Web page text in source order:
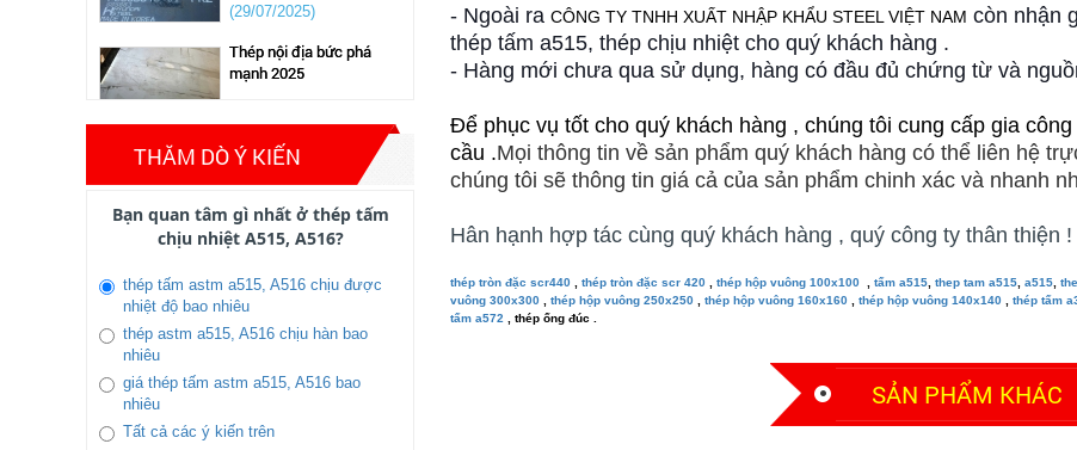
(14/11/2019)
mạnh 2025
(03/02/2025)
thép tấm trong thị trường
tình hình giảm sút thép
thị trường ảm đạm 2024
(13/04/2024)
thòi gian ngắn 2022
(28/04/2021)
Thép tấm hợp kim 65g –
CÔNG TY TNHH XUẤT
NHẬP KHẨU STEEL VIỆT
NAM
THĂM DÒ Ý KIẾN
Bạn quan tâm gì nhất ở thép tấm
chịu nhiệt A515, A516?
thép tấm astm a515, A516 chịu được
nhiệt độ bao nhiêu
thép astm a515, A516 chịu hàn bao
nhiêu
giá thép tấm astm a515, A516 bao
nhiêu
Tất cả các ý kiến trên
- Ngoài ra CÔNG TY TNHH XUẤT NHẬP KHẨU STEEL VIỆT NAM còn nhận
thép tấm a515, thép chịu nhiệt cho quý khách hàng .
- Hàng mới chưa qua sử dụng, hàng có đầu đủ chứng từ và
Để phục vụ tốt cho quý khách hàng , chúng tôi cung cấp gia
cầu .Mọi thông tin về sản phẩm quý khách hàng có thể liên hệ
chúng tôi sẽ thông tin giá cả của sản phẩm chinh xác và nhanh
Hân hạnh hợp tác cùng quý khách hàng , quý công ty thân thiện !
thép tròn đặc scr440 thép tròn đặc scr 420 thép hộp vuông 100x100 tấm a515 thep tam a515 a515
vuông 300x300
thép hộp vuông 250x250 thép hộp vuông 160x160 thép hộp vuông 140x140 thép tấm
tấm a572 , thép ống đúc .
SẢN PHẨM KHÁC